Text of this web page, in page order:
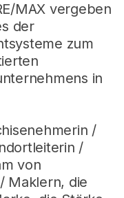
MAX vergeben
der
zum
in
/
/
von
Maklern, die